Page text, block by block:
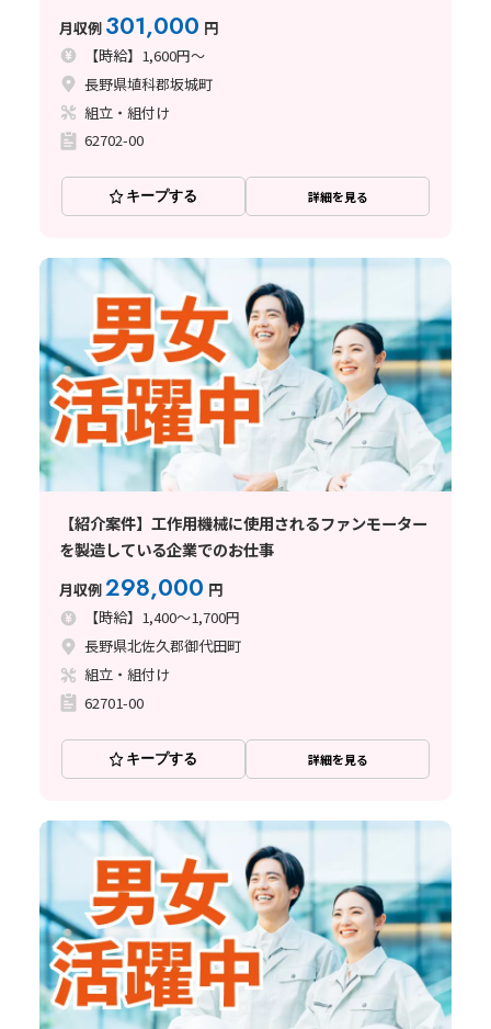
月収例 301,000 円
【時給】1,600円～
長野県埴科郡坂城町
組立・組付け
62702-00
キープする 詳細を見る
【紹介案件】工作用機械に使用されるファンモーター
を製造している企業でのお仕事
月収例298,000 円
【時給】1,400～1,700円
長野県北佐久郡御代田町
組立・組付け
62701-00
キープする 詳細を見る